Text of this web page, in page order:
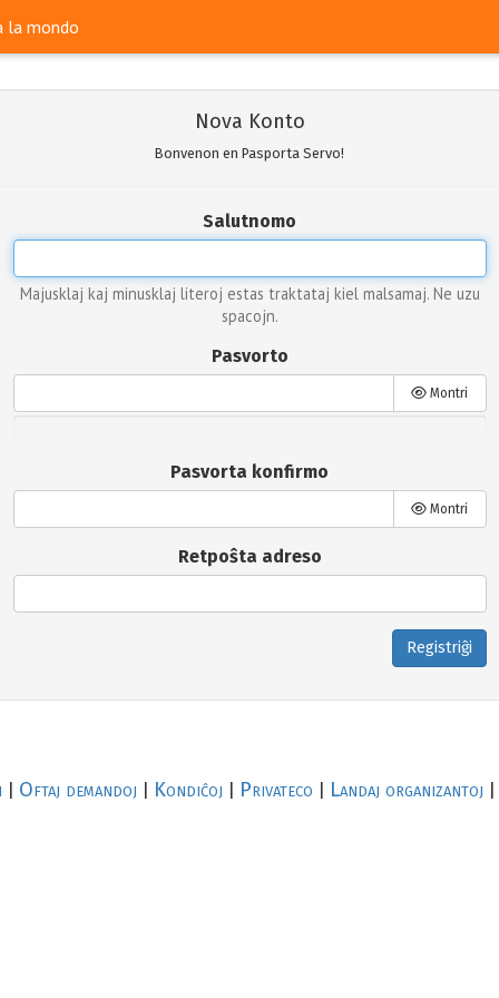
la mondo
Nova Konto
Bonvenon en Pasporta Servo!
Salutnomo
Majusklaj kaj minusklaj literoj estas traktataj kiel malsamaj. Ne uzu
spacojn.
Pasvorto
Montri
Pasvorta konfirmo
Montri
Retpoŝta adreso
Registriĝi
Oftaj demandoj Kondiĉoj Privateco Landaj organizantoj